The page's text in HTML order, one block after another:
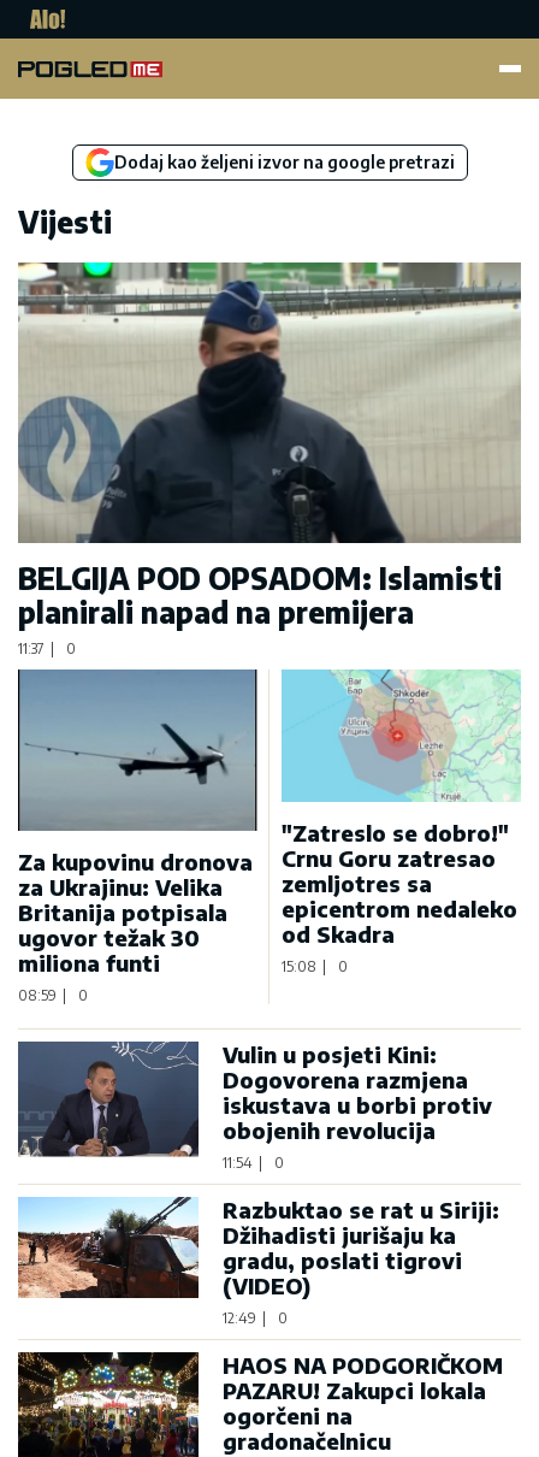
Dodaj kao željeni izvor na google pretrazi
Vijesti
BELGIJA POD OPSADOM: Islamisti
planirali napad na premijera
11:37 0
Za kupovinu dronova
za Ukrajinu: Velika
Britanija potpisala
ugovor težak 30
miliona funti
08:59 0
"Zatreslo se dobro!"
Crnu Goru zatresao
zemljotres sa
epicentrom nedaleko
od Skadra
15:08 | 0
Vulin u posjeti Kini:
Dogovorena razmjena
iskustava u borbi protiv
obojenih revolucija
11:54 0
Razbuktao se rat u Siriji:
Džihadisti jurišaju ka
gradu, poslati tigrovi
(VIDEO)
12:49 0
HAOS NA PODGORIČKOM
PAZARU! Zakupci lokala
ogorčeni na
gradonačelnicu